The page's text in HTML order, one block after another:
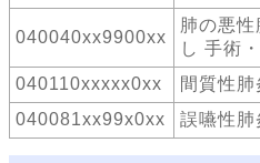
040040xx9900xx
肺の悪
し 手術
040110xxxxx0xx
間質性
040081xx99x0xx
誤嚥性